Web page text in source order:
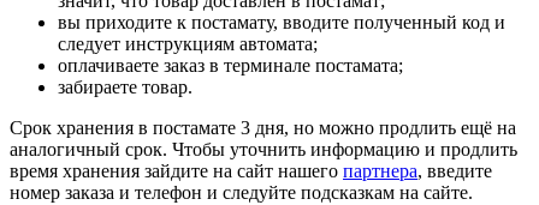
вы приходите к постамату, вводите полученный код и
следует инструкциям автомата;
оплачиваете заказ в терминале постамата;
забираете товар.
Срок хранения в постамате 3 дня, но можно продлить ещё на
аналогичный срок. Чтобы уточнить информацию и продлить
время хранения зайдите на сайт нашего партнера, введите
номер заказа и телефон и следуйте подсказкам на сайте.